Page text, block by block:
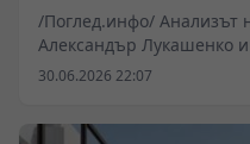
/Поглед.инфо/ Анализът
Александър Лукашенко
проведени
30.06.2026 22:07